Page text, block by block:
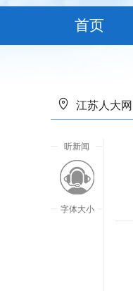
首页
江苏人大网
听新闻
字体大小